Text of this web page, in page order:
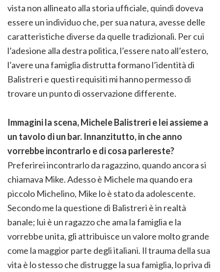
vista non allineato alla storia ufficiale, quindi doveva
essere un individuo che, per sua natura, avesse delle
caratteristiche diverse da quelle tradizionali. Per cui
l’adesione alla destra politica, l’essere nato all’estero,
l’avere una famiglia distrutta formano l’identità di
Balistreri e questi requisiti mi hanno permesso di
trovare un punto di osservazione differente.
Immagini la scena, Michele Balistreri e lei assieme a
un tavolo di un bar. Innanzitutto, in che anno
vorrebbe incontrarlo e di cosa parlereste?
Preferirei incontrarlo da ragazzino, quando ancora si
chiamava Mike. Adesso è Michele ma quando era
piccolo Michelino, Mike lo è stato da adolescente.
Secondo me la questione di Balistreri è in realtà
banale; lui è un ragazzo che ama la famiglia e la
vorrebbe unita, gli attribuisce un valore molto grande
come la maggior parte degli italiani. Il trauma della sua
vita è lo stesso che distrugge la sua famiglia, lo priva di